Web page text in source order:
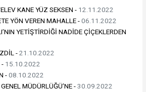
KANE YÜZ SEKSEN - 12.11.2022
YÖN VEREN MAHALLE -06.11.2022
YETİŞTİRDİĞİ NADİDE ÇİÇEKLERDEN
-21.10.2022
- 15.10.2022
-08.10.2022
MÜDÜRLÜĞÜ’NE -30.09.2022